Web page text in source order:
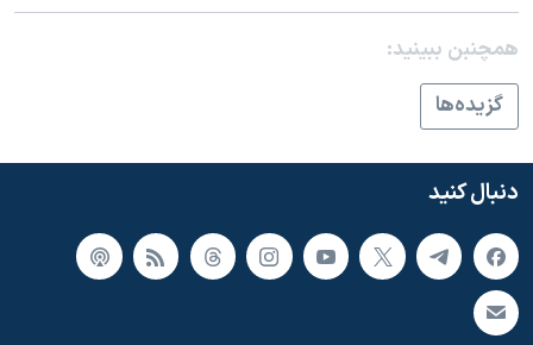
همچنبن ببینید:
گزيده‌ها
دنبال کنید